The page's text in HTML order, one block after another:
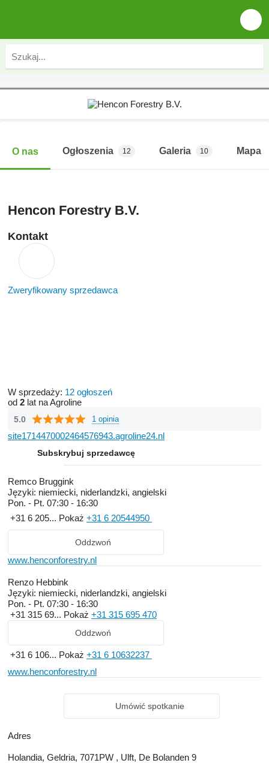
O nas Ogłoszenia 12 Galeria 10 Mapa
Hencon Forestry B.V.
Kontakt
Zweryfikowany sprzedawca
W sprzedaży: 12 ogłoszeń
od 2 lat na Agroline
5.0 1 opinia
site1714470002464576943.agroline24.nl
Subskrybuj sprzedawcę
Remco Bruggink
Języki: niemiecki, niderlandzki, angielski
Pon. - Pt. 07:30 - 16:30
+31 6 205... Pokaż +31 6 20544950
Oddzwoń
www.henconforestry.nl
Renzo Hebbink
Języki: niemiecki, niderlandzki, angielski
Pon. - Pt. 07:30 - 16:30
+31 315 69... Pokaż +31 315 695 470
Oddzwoń
+31 6 106... Pokaż +31 6 10632237
www.henconforestry.nl
Umówić spotkanie
Adres
Holandia, Geldria, 7071PW , Ulft, De Bolanden 9